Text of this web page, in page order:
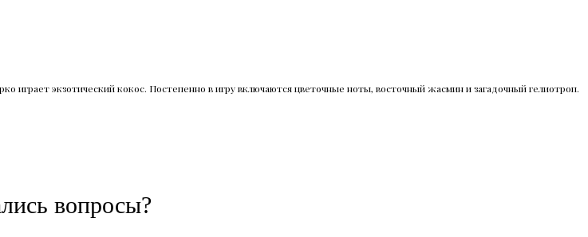
играет экзотический кокос. Постепенно в игру включаются цветочные ноты, восточный жасмин и загадочный гелиотроп.
вопросы?